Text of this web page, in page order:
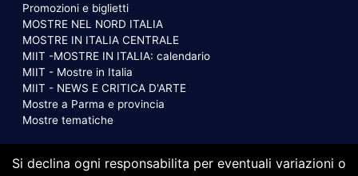
Promozioni e biglietti
MOSTRE NEL NORD ITALIA
MOSTRE IN ITALIA CENTRALE
MIIT -MOSTRE IN ITALIA: calendario
MIIT - Mostre in Italia
MIIT - NEWS E CRITICA D'ARTE
Mostre a Parma e provincia
Mostre tematiche
Si declina ogni responsabilita per eventuali variazioni o